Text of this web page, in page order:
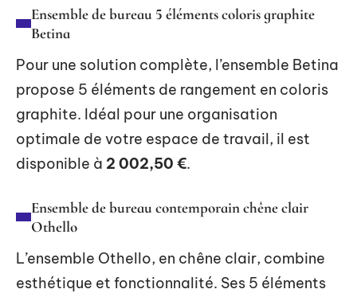
Ensemble de bureau 5 éléments coloris graphite
Betina
Pour une solution complète, l’ensemble Betina
propose 5 éléments de rangement en coloris
graphite. Idéal pour une organisation
optimale de votre espace de travail, il est
disponible à 2 002,50 €.
Ensemble de bureau contemporain chêne clair
Othello
L’ensemble Othello, en chêne clair, combine
esthétique et fonctionnalité. Ses 5 éléments